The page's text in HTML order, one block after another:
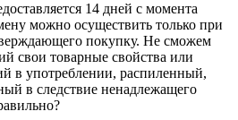
14 дней с момента
можно осуществить только при
покупку. Не сможем
свои товарные свойства или
в употреблении, распиленный,
в следствие ненадлежащего